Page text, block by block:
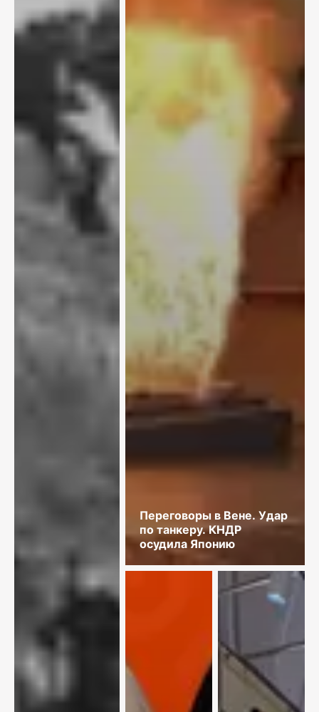
Переговоры в Вене. Удар
по танкеру. КНДР
осудила Японию